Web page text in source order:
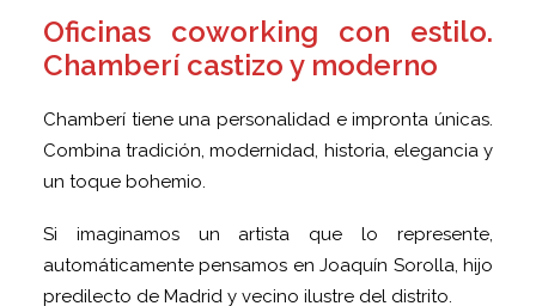
Oficinas coworking con estilo.
Chamberí castizo y moderno
Chamberí tiene una personalidad e impronta únicas.
Combina tradición, modernidad, historia, elegancia y
un toque bohemio.
Si imaginamos un artista que lo represente,
automáticamente pensamos en Joaquín Sorolla, hijo
predilecto de Madrid y vecino ilustre del distrito.